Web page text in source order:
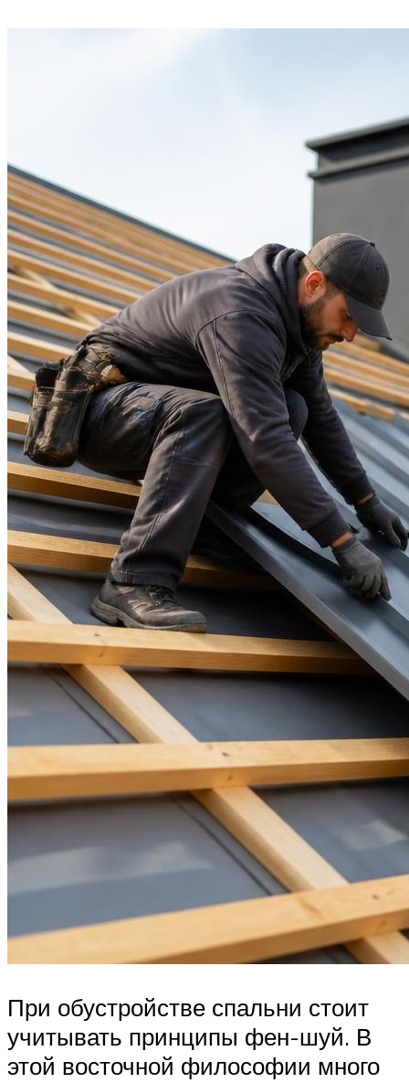
При обустройстве спальни стоит
учитывать принципы фен-шуй. В
этой восточной философии много